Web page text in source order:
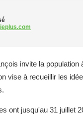
invite la
vise à recueillir les
ont jusqu'au 31 juillet